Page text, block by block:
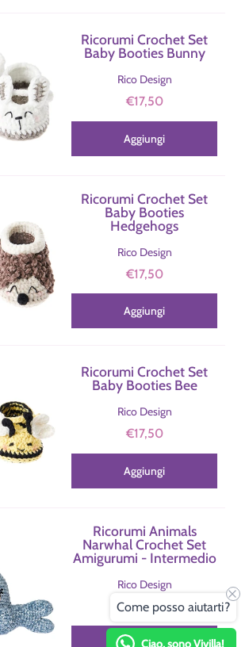
Ricorumi Crochet Set
Baby Booties Bunny
Rico Design
€17,50
Aggiungi
Ricorumi Crochet Set
Baby Booties
Hedgehogs
Rico Design
€17,50
Aggiungi
Ricorumi Crochet Set
Baby Booties Bee
Rico Design
€17,50
Aggiungi
Ricorumi Animals
Narwhal Crochet Set
Amigurumi - Intermedio
Rico Design
€17,50
Aggiungi
Ciao, sono Vivilla!
Come posso aiutarti?